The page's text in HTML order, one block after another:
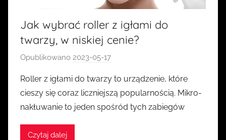
Jak wybrać roller z igłami do
twarzy, w niskiej cenie?
Opublikowano 2023-05-17
e
z
Roller z igłami do twarzy to urządzenie, które
cieszy się coraz liczniejszą popularnością. Mikro-
nakłuwanie to jeden spośród tych zabiegów
Czytaj dalej